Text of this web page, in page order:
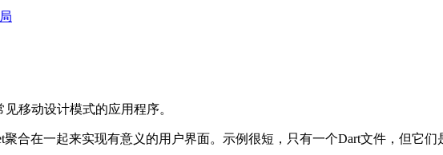
移动设计模式的应用程序。
合在一起来实现有意义的用户界面。示例很短，只有一个Dart文件，但它们